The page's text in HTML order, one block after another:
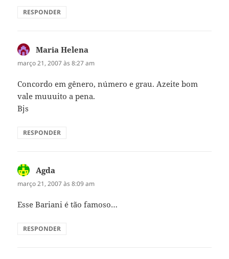
RESPONDER
Maria Helena
março 21, 2007 às 8:27 am
Concordo em gênero, número e grau. Azeite bom
vale muuuito a pena.
Bjs
RESPONDER
Agda
março 21, 2007 às 8:09 am
Esse Bariani é tão famoso…
RESPONDER